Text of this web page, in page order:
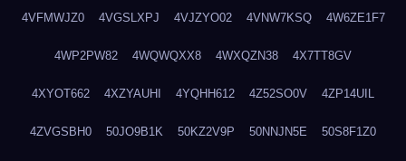
4VFMWJZ0 4VGSLXPJ 4VJZYO02 4VNW7KSQ 4W6ZE1F7
4WP2PW82 4WQWQXX8 4WXQZN38 4X7TT8GV
4XYOT662 4XZYAUHI 4YQHH612 4Z52SO0V 4ZP14UIL
4ZVGSBH0 50JO9B1K 50KZ2V9P 50NNJN5E 50S8F1Z0